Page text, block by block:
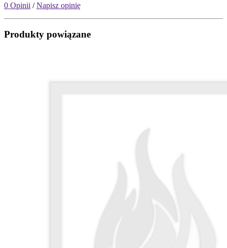
0 Opinii /Napisz opinię
Produkty powiązane